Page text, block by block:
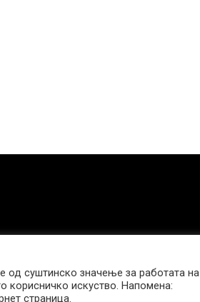
од суштинско значење за работата на
корисничко искуство. Напомена:
страница.